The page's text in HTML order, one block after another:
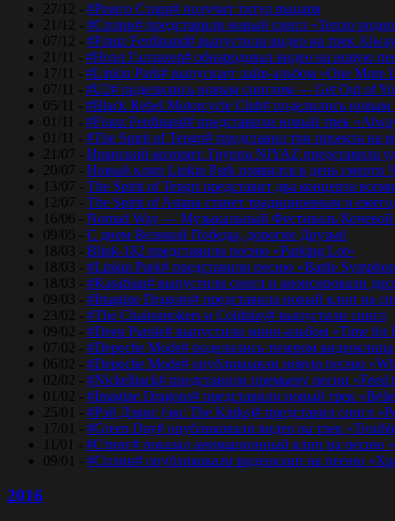
27/12 - #Ринго Старр# получит титул рыцаря
21/12 - #Сплин# представили новый сингл «Тепло
07/12 - #Franz Ferdinand# выпустили видео на трек
21/11 - #Ноэл Галлахер# обнародовал видео на новую
17/11 - #Linkin Park# выпускает лайв-альбом «One More
07/11 - #U2# поделились новым синглом — Get Out of
05/11 - #Black Rebel Motorcycle Club# поделились новым
01/11 - #Franz Ferdinand# представили новый трек
01/11 - #The Spirit of Tengri# представил три проекта
21/07 - Иранский колорит. Группа NIYAZ представила
20/07 - Новый клип Linkin Park появился в день смерти
13/07 - The Spirit of Tengri представит два концерта
12/07 - The Spirit of Astana станет традиционным и
16/06 - Nomad Way — Музыкальный Фестиваль
09/05 - С днем Великой Победы, дорогие Друзья!
18/03 - Blink-182 представили песню «Parking Lot»
18/03 - #Linkin Park# представили песню «Bаttlе
18/03 - #Kasabian# выпустили сингл и анонсировали
09/03 - #Imagine Dragons# представила новый клип на
23/02 - #The Chainsmokers и Coldplay# выпустили сингл
09/02 - #Deep Purple# выпустили мини-альбом «Time for
07/02 - #Depeche Mode# поделились тизером видеоклипа
06/02 - #Depeche Mode# опубликоавли новую песню
02/02 - #Nickelback# представили премьеру песни «Feed
01/02 - #Imagine Dragons# представили новый трек
25/01 - #Рэй Дэвис (экс The Kinks)# представил сингл
17/01 - #Green Day# опубликовали видео на трек
11/01 - #Стинг# показал анимационный клип на песню
09/01 - #Сплин# опубликовали видеоклип на песню
2016